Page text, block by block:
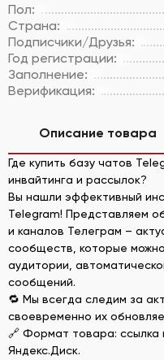
Пол:
Страна:
Подписчики/Друзья:
Год регистрации:
Заполнение:
Верификация:
Описание товара
Где купить базу чатов
инвайтинга и рассылок?
Вы нашли эффективный
Telegram! Представляем
и каналов Телеграм –
сообществ, которые
аудитории,
сообщений.
🔁 Мы всегда следим за
своевременно их
🔗 Формат товара: ссылка
Яндекс.Диск.